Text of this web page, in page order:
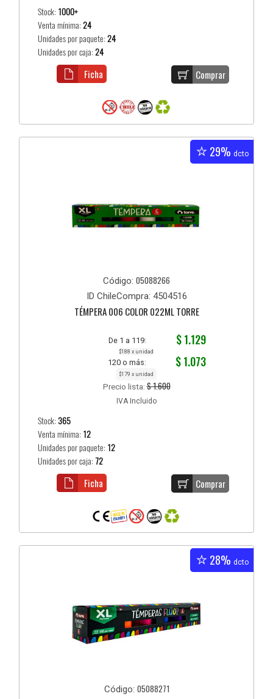
Stock: 1000+
Venta mínima:24
Unidades por paquete:24
Unidades por caja:24
Comprar
Ficha
29% dcto
Código: 05088266
ID ChileCompra: 4504516
TÉMPERA 006 COLOR 022ML TORRE
De 1 a 119: $ 1.129
$188 x unidad
120 o más: $ 1.073
$179 x unidad
Precio lista:$ 1.600
IVA Incluido
Stock:365
Venta mínima: 12
Unidades por paquete: 12
Unidades por caja:72
Comprar
Ficha
28% dcto
Código: 05088271